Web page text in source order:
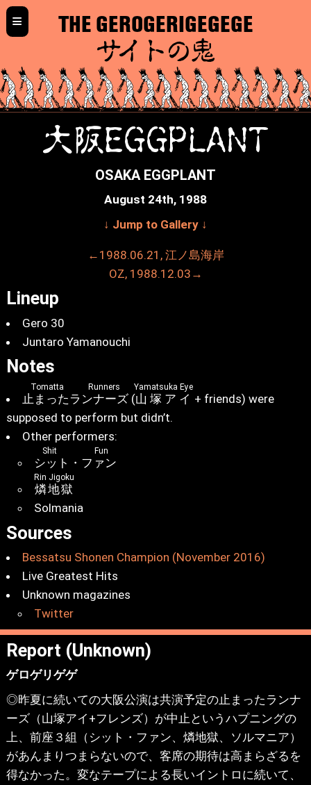
≡ THE GEROGERIGEGEGE
サイトの鬼
大阪EGGPLANT
←1988.06.21, 江ノ島海岸
OSAKA EGGPLANT
August 24th, 1988
↓ Jump to Gallery ↓
OZ, 1988.12.03→
Lineup
Gero 30
Juntaro Yamanouchi
Notes
止まったランナーズ
Tomatta Runners
(山塚アイ
Yamatsuka Eye
supposed to perform but didn’t.
Other performers:
シット・ファン
Shit Fun
燐地獄
Rin Jigoku
Solmania
Sources
Bessatsu Shonen Champion (November 2016)
Live Greatest Hits
Unknown magazines
Twitter
Report (Unknown)
ゲロゲリゲゲ
◎昨夏に続いての大阪公演は共演予定の止まったランナ
ーズ（山塚アイ+フレンズ）が中止というハプニングの
上、前座３組（シット・ファン、燐地獄、ソルマニア）
があんまりつまらないので、客席の期待は高まらざるを
得なかった。変なテープによる長いイントロに続いて、